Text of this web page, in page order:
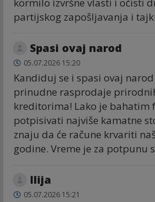
partijskog zapošljavanja i
Spasi ovaj narod
05.07.2026 15:20
Kandiduj se i spasi ovaj
prinudne rasprodaje
kreditorima! Lako je bahatim
potpisivati najviše kamatne
znaju da će račune krvariti
godine. Vreme je za potpunu
Ilija
05.07.2026 15:21